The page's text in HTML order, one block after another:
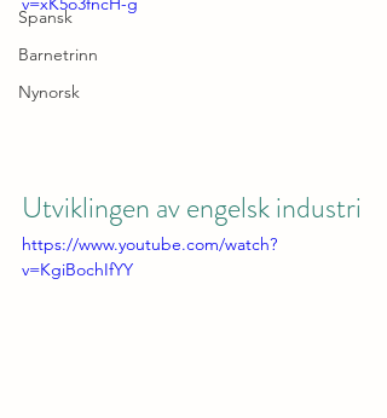
Spansk
Barnetrinn
Nynorsk
Utviklingen av engelsk industri
https://www.youtube.com/watch?
v=KgiBochIfYY